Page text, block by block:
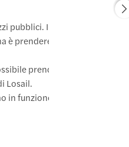
pubblici. Il modo migliore per
è prendere il taxi. Il viaggio
prendere la
Losail.
in funzione bus navetta tra il